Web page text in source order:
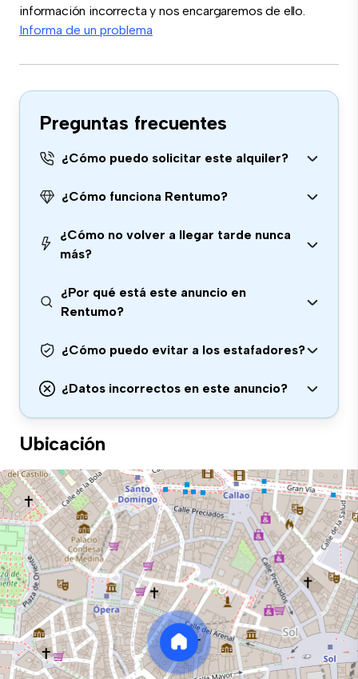
información incorrecta y nos encargaremos de ello.
Informa de un problema
Preguntas frecuentes
¿Cómo puedo solicitar este alquiler?
¿Cómo funciona Rentumo?
¿Cómo no volver a llegar tarde nunca
más?
¿Por qué está este anuncio en
Rentumo?
¿Cómo puedo evitar a los estafadores?
¿Datos incorrectos en este anuncio?
Ubicación